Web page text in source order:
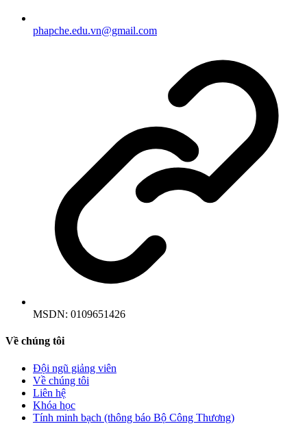
phapche.edu.vn@gmail.com
MSDN: 0109651426
Về chúng tôi
Đội ngũ giảng viên
Về chúng tôi
Liên hệ
Khóa học
Tính minh bạch (thông báo Bộ Công Thương)